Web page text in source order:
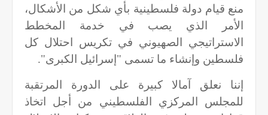
منع قيام دولة فلسطينية بأي شكل من الأشكال،
الأمر الذي يصب في خدمة المخطط
الاستراتيجي الصهيوني في تكريس احتلال كل
فلسطين وإنشاء ما تسمى "إسرائيل الكبرى".
إننا نعلق آمالا كبيرة على الدورة المرتقبة
للمجلس المركزي الفلسطيني من أجل اتخاذ